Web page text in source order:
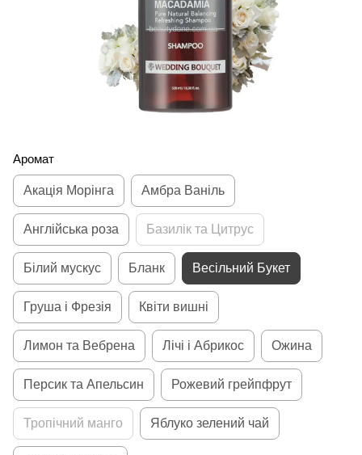
Аромат
Акація Морінга Амбра Ваніль
Англійська роза Базилік та Цитрус
Білий мускус Бланк Весільний Букет
Груша і Фрезія Квіти вишні
Лимон та Вебрена Лічі і Абрикос Ожина
Персик та Апельсин Рожевий грейпфрут
Тропічний манго Яблуко зелений чай